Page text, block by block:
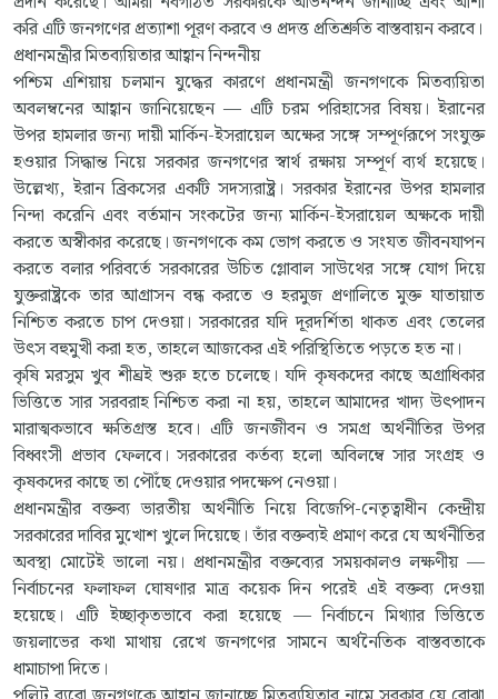
করি এটি জনগণের প্রত্যাশা পূরণ করবে ও প্রদত্ত প্রতিশ্রুতি বাস্তবায়ন করবে।
প্রধানমন্ত্রীর মিতব্যয়িতার আহ্বান নিন্দনীয়
পশ্চিম এশিয়ায় চলমান যুদ্ধের কারণে প্রধানমন্ত্রী জনগণকে মিতব্যয়িতা
অবলম্বনের আহ্বান জানিয়েছেন — এটি চরম পরিহাসের বিষয়। ইরানের
উপর হামলার জন্য দায়ী মার্কিন-ইসরায়েল অক্ষের সঙ্গে সম্পূর্ণরূপে সংযুক্ত
হওয়ার সিদ্ধান্ত নিয়ে সরকার জনগণের স্বার্থ রক্ষায় সম্পূর্ণ ব্যর্থ হয়েছে।
উল্লেখ্য, ইরান ব্রিকসের একটি সদস্যরাষ্ট্র। সরকার ইরানের উপর হামলার
নিন্দা করেনি এবং বর্তমান সংকটের জন্য মার্কিন-ইসরায়েল অক্ষকে দায়ী
করতে অস্বীকার করেছে। জনগণকে কম ভোগ করতে ও সংযত জীবনযাপন
করতে বলার পরিবর্তে সরকারের উচিত গ্লোবাল সাউথের সঙ্গে যোগ দিয়ে
যুক্তরাষ্ট্রকে তার আগ্রাসন বন্ধ করতে ও হরমুজ প্রণালিতে মুক্ত যাতায়াত
নিশ্চিত করতে চাপ দেওয়া। সরকারের যদি দূরদর্শিতা থাকত এবং তেলের
উৎস বহুমুখী করা হত, তাহলে আজকের এই পরিস্থিতিতে পড়তে হত না।
কৃষি মরসুম খুব শীঘ্রই শুরু হতে চলেছে। যদি কৃষকদের কাছে অগ্রাধিকার
ভিত্তিতে সার সরবরাহ নিশ্চিত করা না হয়, তাহলে আমাদের খাদ্য উৎপাদন
মারাত্মকভাবে ক্ষতিগ্রস্ত হবে। এটি জনজীবন ও সমগ্র অর্থনীতির উপর
বিধ্বংসী প্রভাব ফেলবে। সরকারের কর্তব্য হলো অবিলম্বে সার সংগ্রহ ও
কৃষকদের কাছে তা পৌঁছে দেওয়ার পদক্ষেপ নেওয়া।
প্রধানমন্ত্রীর বক্তব্য ভারতীয় অর্থনীতি নিয়ে বিজেপি-নেতৃত্বাধীন কেন্দ্রীয়
সরকারের দাবির মুখোশ খুলে দিয়েছে। তাঁর বক্তব্যই প্রমাণ করে যে অর্থনীতির
অবস্থা মোটেই ভালো নয়। প্রধানমন্ত্রীর বক্তব্যের সময়কালও লক্ষণীয় —
নির্বাচনের ফলাফল ঘোষণার মাত্র কয়েক দিন পরেই এই বক্তব্য দেওয়া
হয়েছে। এটি ইচ্ছাকৃতভাবে করা হয়েছে — নির্বাচনে মিথ্যার ভিত্তিতে
জয়লাভের কথা মাথায় রেখে জনগণের সামনে অর্থনৈতিক বাস্তবতাকে
ধামাচাপা দিতে।